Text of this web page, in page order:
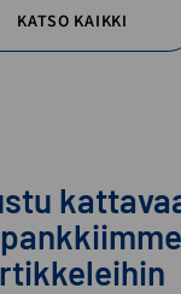
KATSO KAIKKI